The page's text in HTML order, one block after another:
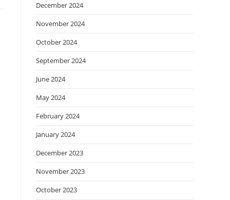
December 2024
November 2024
October 2024
September 2024
June 2024
May 2024
February 2024
January 2024
December 2023
November 2023
October 2023